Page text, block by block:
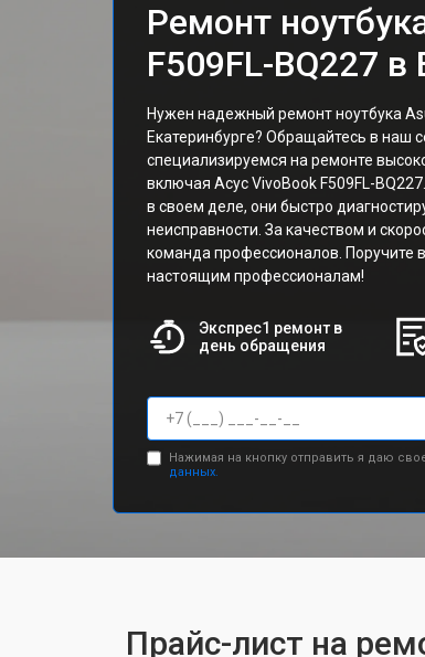
Ремонт
F509FL-BQ227 в
Нужен надежный ремонт ноутбука
Екатеринбурге? Обращайтесь в наш
специализируемся на ремонте
включая Асус VivoBook F509FL-
в своем деле, они быстро
неисправности. За качеством и
команда профессионалов. Поручите
настоящим профессионалам!
Экспрес1 ремонт в
день обращения
Нажимая на кнопку отправить я даю
данных.
Прайс-лист на